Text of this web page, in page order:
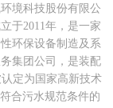
境科技股份有限公
于2011年，是一家
环保设备制造及系
集团公司，是装配
定为国家高新技术
合污水规范条件的